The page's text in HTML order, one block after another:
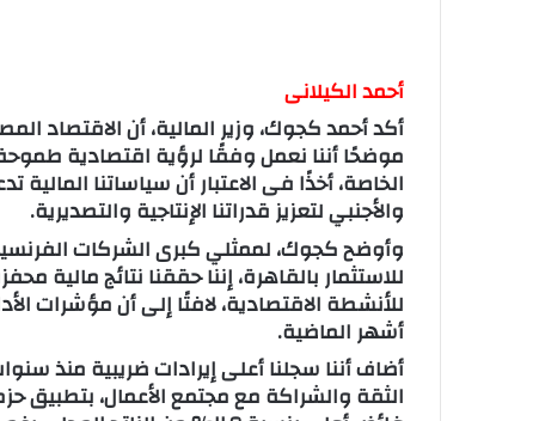
أحمد الكيلانى
أكد أحمد كجوك، وزير المالية، أن الاقتصاد
موضحًا أننا نعمل وفقًا لرؤية اقتصادية
الخاصة، أخذًا فى الاعتبار أن سياساتنا
والأجنبي لتعزيز قدراتنا الإنتاجية والتصديرية.
وأوضح كجوك، لممثلي كبرى الشركات
للاستثمار بالقاهرة، إننا حققنا نتائج
للأنشطة الاقتصادية، لافتًا إلى أن مؤشرات
أشهر الماضية.
الثقة والشراكة مع مجتمع الأعمال، بتطبيق